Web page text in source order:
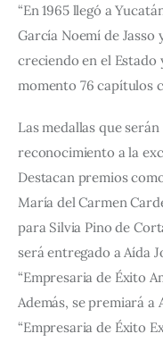
“En 1965 llegó a
García Noemí de Jasso
creciendo en el Estado
momento 76 capítulos
Las medallas que
reconocimiento a la
Destacan premios
María del Carmen
para Silvia Pino de
será entregado a Aída
“Empresaria de Éxito
Además, se premiará a
“Empresaria de Éxito